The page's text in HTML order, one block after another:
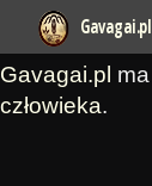
Gavagai.pl
Gavagai.pl ma
człowieka.